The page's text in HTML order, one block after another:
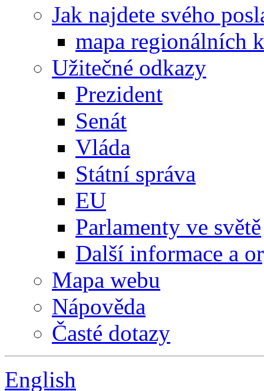
Jak najdete svého
mapa regionálních
Užitečné odkazy
Prezident
Senát
Vláda
Státní správa
EU
Parlamenty ve světě
Další informace a
Mapa webu
Nápověda
Časté dotazy
English